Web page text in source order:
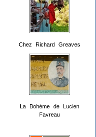
Chez Richard Greaves
La Bohème de Lucien
Favreau